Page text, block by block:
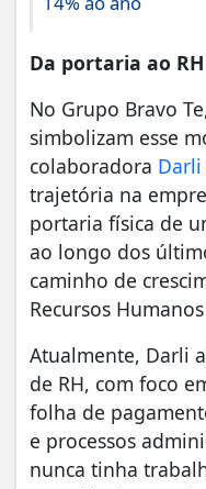
Da portaria ao RH
No Grupo Bravo
simbolizam esse
colaboradora
trajetória na
portaria física de
ao longo dos
caminho de
Recursos
Atualmente, Darli
de RH, com foco
folha de
e processos
nunca tinha